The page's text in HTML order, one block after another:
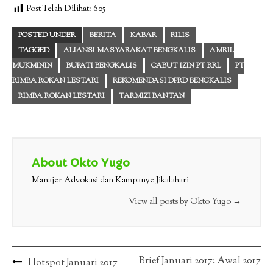
Post Telah Dilihat: 605
POSTED UNDER BERITA KABAR
RILIS
TAGGED
ALIANSI MASYARAKAT BENGKALIS
AMRIL
MUKMININ
BUPATI BENGKALIS CABUT IZIN PT RRL
PT
RIMBA ROKAN LESTARI
REKOMENDASI DPRD BENGKALIS
RIMBA ROKAN LESTARI
TARMIZI BANTAN
About Okto Yugo
Manajer Advokasi dan Kampanye Jikalahari
View all posts by Okto Yugo →
PostHotspot Januari 2017 Brief Januari 2017: Awal 2017